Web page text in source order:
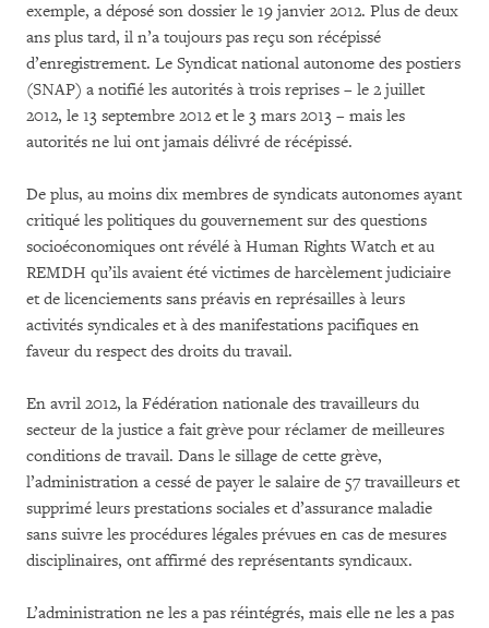
exemple, a déposé son dossier le 19 janvier 2012. Plus de deux
ans plus tard, il n’a toujours pas reçu son récépissé
d’enregistrement. Le Syndicat national autonome des postiers
(SNAP) a notifié les autorités à trois reprises – le 2 juillet
2012, le 13 septembre 2012 et le 3 mars 2013 – mais les
autorités ne lui ont jamais délivré de récépissé.
De plus, au moins dix membres de syndicats autonomes ayant
critiqué les politiques du gouvernement sur des questions
socioéconomiques ont révélé à Human Rights Watch et au
REMDH qu’ils avaient été victimes de harcèlement judiciaire
et de licenciements sans préavis en représailles à leurs
activités syndicales et à des manifestations pacifiques en
faveur du respect des droits du travail.
En avril 2012, la Fédération nationale des travailleurs du
secteur de la justice a fait grève pour réclamer de meilleures
conditions de travail. Dans le sillage de cette grève,
l’administration a cessé de payer le salaire de 57 travailleurs et
supprimé leurs prestations sociales et d’assurance maladie
sans suivre les procédures légales prévues en cas de mesures
disciplinaires, ont affirmé des représentants syndicaux.
L’administration ne les a pas réintégrés, mais elle ne les a pas